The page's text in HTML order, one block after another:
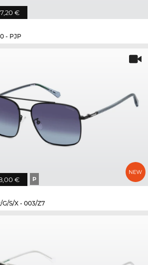
€
- PJP
€ P
G/S/X - 003/Z7